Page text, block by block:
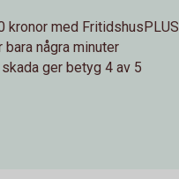
med FritidshusPLUS
några minuter
ger betyg 4 av 5